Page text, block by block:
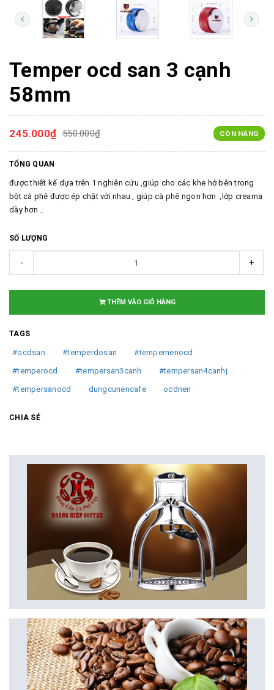
Temper ocd san 3 cạnh
58mm
245.000₫ 550.000₫ CÒN HÀNG
TỔNG QUAN
được thiết kế dựa trên 1 nghiên cứu ,giúp cho các khe hở bên trong
bột cà phê được ép chặt với nhau , giúp cà phê ngon hơn ,lớp creama
dày hơn ..
SỐ LƯỢNG
- +
THÊM VÀO GIỎ HÀNG
TAGS
#ocdsan #temperdosan
#tempernenocd
#temperocd
#tempersan3canh
#tempersan4canhj
#tempersanocd
dungcunencafe ocdnen
CHIA SẺ